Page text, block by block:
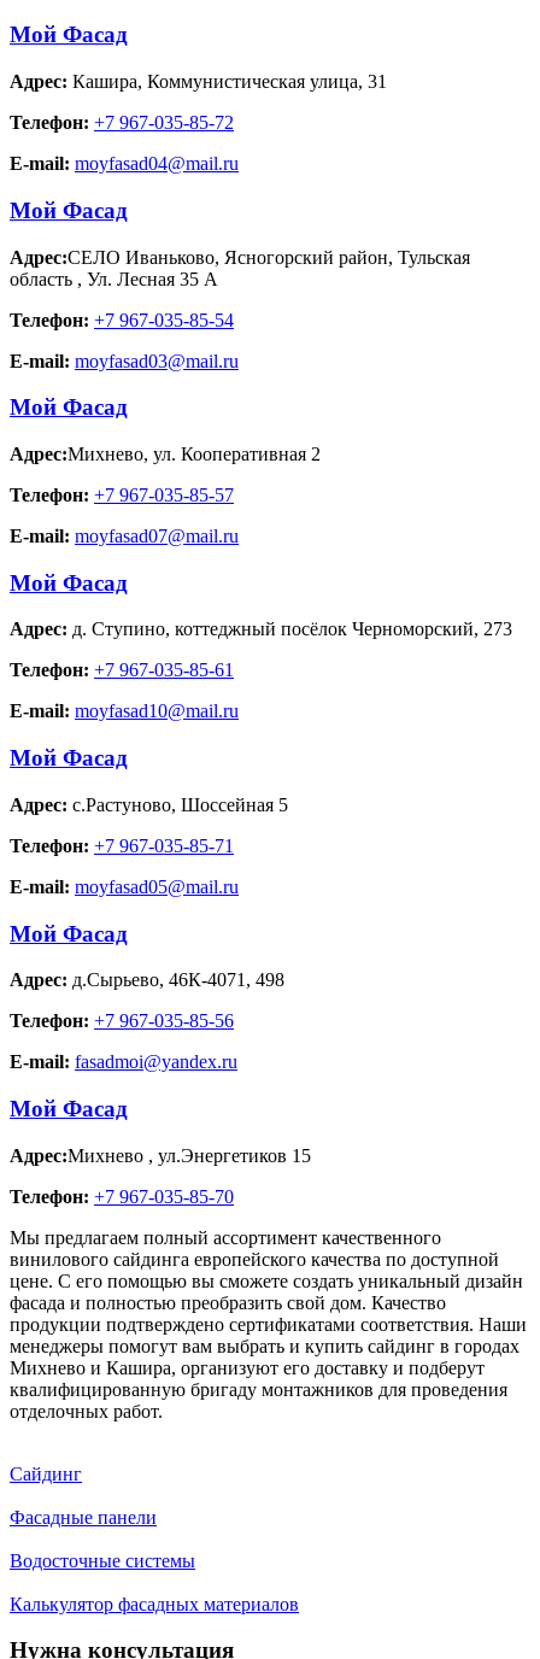
Мой Фасад
Адрес: Кашира, Коммунистическая улица, 31
Телефон: +7 967-035-85-72
E-mail: moyfasad04@mail.ru
Мой Фасад
Адрес:СЕЛО Иваньково, Ясногорский район, Тульская
область , Ул. Лесная 35 А
Телефон: +7 967-035-85-54
E-mail: moyfasad03@mail.ru
Мой Фасад
Адрес:Михнево, ул. Кооперативная 2
Телефон: +7 967-035-85-57
E-mail: moyfasad07@mail.ru
Мой Фасад
Адрес: д. Ступино, коттеджный посёлок Черноморский, 273
Телефон: +7 967-035-85-61
E-mail: moyfasad10@mail.ru
Мой Фасад
Адрес: с.Растуново, Шоссейная 5
Телефон: +7 967-035-85-71
E-mail: moyfasad05@mail.ru
Мой Фасад
Адрес: д.Сырьево, 46К-4071, 498
Телефон: +7 967-035-85-56
E-mail: fasadmoi@yandex.ru
Мой Фасад
Адрес:Михнево , ул.Энергетиков 15
Телефон: +7 967-035-85-70
Мы предлагаем полный ассортимент качественного
винилового сайдинга европейского качества по доступной
цене. С его помощью вы сможете создать уникальный дизайн
фасада и полностью преобразить свой дом. Качество
продукции подтверждено сертификатами соответствия. Наши
менеджеры помогут вам выбрать и купить сайдинг в городах
Михнево и Кашира, организуют его доставку и подберут
квалифицированную бригаду монтажников для проведения
отделочных работ.
Сайдинг
Фасадные панели
Водосточные системы
Калькулятор фасадных материалов
Нужна консультация